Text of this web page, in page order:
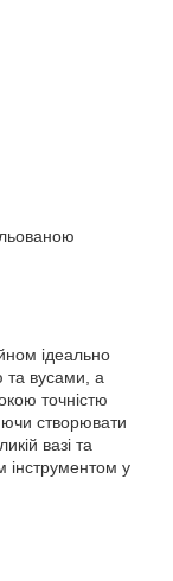
ідеально
та вусами, а
точністю
створювати
вазі та
інструментом у